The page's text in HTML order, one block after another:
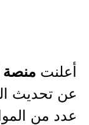
أعلنت منصة
عن تحديث